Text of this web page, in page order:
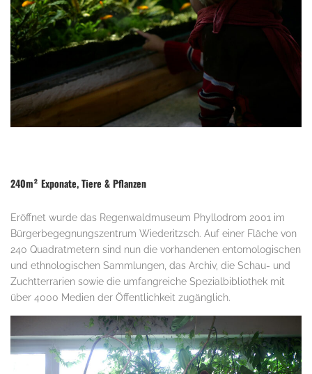
240m² Exponate, Tiere & Pflanzen
Eröffnet wurde das Regenwaldmuseum Phyllodrom 2001 im
Bürgerbegegnungszentrum Wiederitzsch. Auf einer Fläche von
240 Quadratmetern sind nun die vorhandenen entomologischen
und ethnologischen Sammlungen, das Archiv, die Schau- und
Zuchtterrarien sowie die umfangreiche Spezialbibliothek mit
über 4000 Medien der Öffentlichkeit zugänglich.